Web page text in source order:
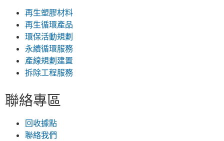
再生塑膠材料
再生循環產品
環保活動規劃
永續循環服務
產線規劃建置
拆除工程服務
聯絡專區
回收據點
聯絡我們